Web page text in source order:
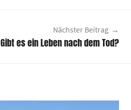
Nächster Beitrag
Gibt es ein Leben nach dem Tod?